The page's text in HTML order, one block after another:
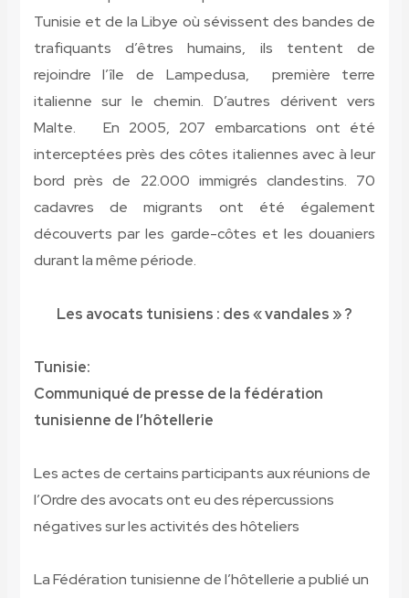
Tunisie et de la Libye où sévissent des bandes de
trafiquants d’êtres humains, ils tentent de
rejoindre l’île de Lampedusa, première terre
italienne sur le chemin. D’autres dérivent vers
Malte. En 2005, 207 embarcations ont été
interceptées près des côtes italiennes avec à leur
bord près de 22.000 immigrés clandestins. 70
cadavres de migrants ont été également
découverts par les garde-côtes et les douaniers
durant la même période.
Les avocats tunisiens : des « vandales » ?
Tunisie:
Communiqué de presse de la fédération
tunisienne de l’hôtellerie
Les actes de certains participants aux réunions de
l’Ordre des avocats ont eu des répercussions
négatives sur les activités des hôteliers
La Fédération tunisienne de l’hôtellerie a publié un